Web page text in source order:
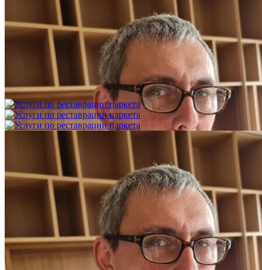
Укладка модульного паркета с финишным покрытием на
3 600 ₽
Услуги по реставрации паркета
1 500 ₽